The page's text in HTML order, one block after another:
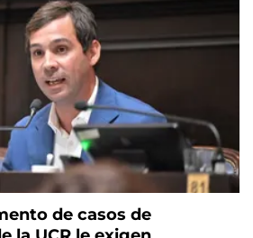
de casos de